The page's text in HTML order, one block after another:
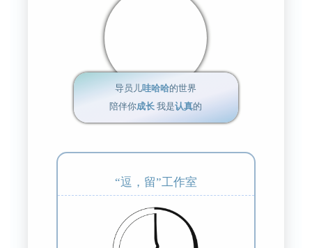
导员儿哇哈哈的世界
陪伴你成长 我是认真的
“逗，留”工作室